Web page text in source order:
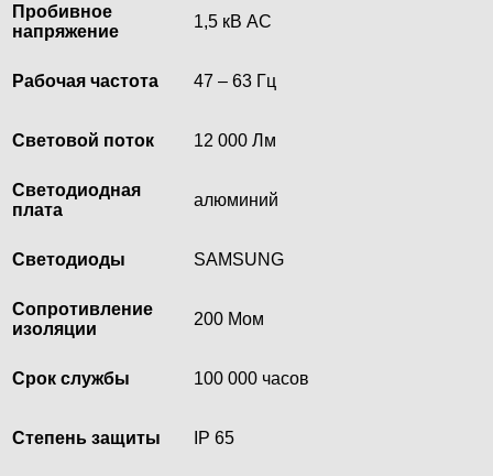
Пробивное
напряжение
1,5 кВ АС
Рабочая частота 47 – 63 Гц
Световой поток 12 000 Лм
Светодиодная
плата
алюминий
Светодиоды SAMSUNG
Сопротивление
изоляции
200 Мом
Срок службы 100 000 часов
Степень защиты IP 65